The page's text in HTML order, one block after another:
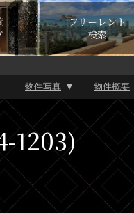
フリーレント
検索
物件写真 物件概要
1203)